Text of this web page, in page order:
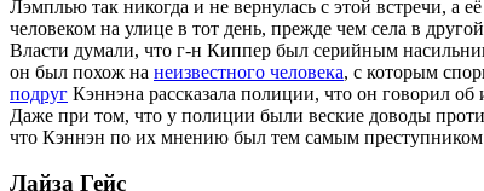
Лэмплью так никогда и не вернулась с этой встречи, а
человеком на улице в тот день, прежде чем села в
Власти думали, что г-н Киппер был серийным
он был похож на неизвестного человека, с которым
подруг Кэннэна рассказала полиции, что он говорил
Даже при том, что у полиции были веские доводы
что Кэннэн по их мнению был тем самым
Лайза Гейс